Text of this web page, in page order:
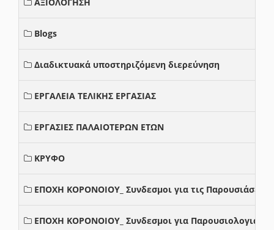
Blogs
Διαδικτυακά υποστηριζόμενη διερεύνηση
ΕΡΓΑΛΕΙΑ ΤΕΛΙΚΗΣ ΕΡΓΑΣΙΑΣ
ΕΡΓΑΣΙΕΣ ΠΑΛΑΙΟΤΕΡΩΝ ΕΤΩΝ
ΚΡΥΦΟ
ΕΠΟΧΗ ΚΟΡΟΝΟΙΟΥ_ Συνδεσμοι για τις Παρουσιάσεις
ΕΠΟΧΗ ΚΟΡΟΝΟΙΟΥ_ Συνδεσμοι για Παρουσιολογια